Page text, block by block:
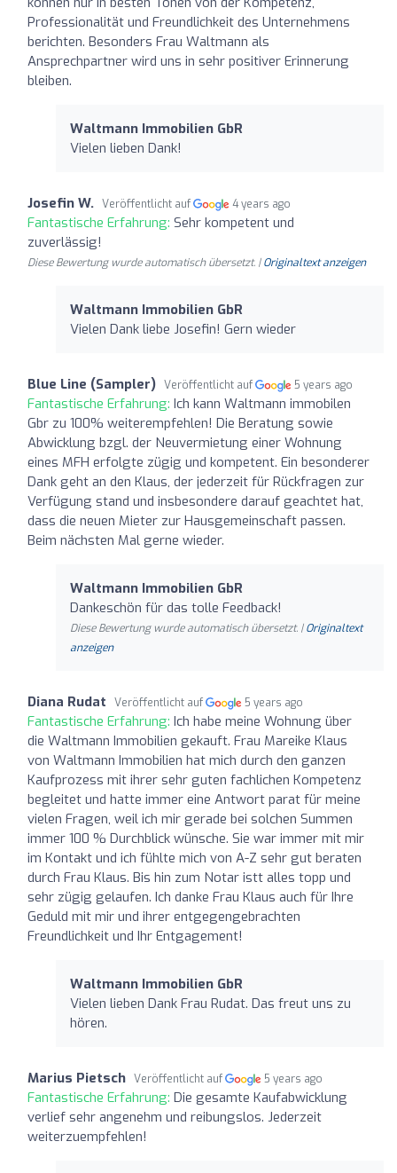
Professionalität und Freundlichkeit des Unternehmens
berichten. Besonders Frau Waltmann als
Ansprechpartner wird uns in sehr positiver Erinnerung
bleiben.
Waltmann Immobilien GbR
Vielen lieben Dank!
Josefin W. Veröffentlicht auf 4 years ago
Fantastische Erfahrung: Sehr kompetent und
zuverlässig!
Diese Bewertung wurde automatisch übersetzt. |Originaltext anzeigen
Waltmann Immobilien GbR
Vielen Dank liebe Josefin! Gern wieder
Blue Line (Sampler) Veröffentlicht auf 5 years ago
Fantastische Erfahrung: Ich kann Waltmann immobilen
Gbr zu 100% weiterempfehlen! Die Beratung sowie
Abwicklung bzgl. der Neuvermietung einer Wohnung
eines MFH erfolgte zügig und kompetent. Ein besonderer
Dank geht an den Klaus, der jederzeit für Rückfragen zur
Verfügung stand und insbesondere darauf geachtet hat,
dass die neuen Mieter zur Hausgemeinschaft passen.
Beim nächsten Mal gerne wieder.
Waltmann Immobilien GbR
Dankeschön für das tolle Feedback!
Diese Bewertung wurde automatisch übersetzt. |Originaltext
anzeigen
Diana Rudat Veröffentlicht auf 5 years ago
Fantastische Erfahrung: Ich habe meine Wohnung über
die Waltmann Immobilien gekauft. Frau Mareike Klaus
von Waltmann Immobilien hat mich durch den ganzen
Kaufprozess mit ihrer sehr guten fachlichen Kompetenz
begleitet und hatte immer eine Antwort parat für meine
vielen Fragen, weil ich mir gerade bei solchen Summen
immer 100 % Durchblick wünsche. Sie war immer mit mir
im Kontakt und ich fühlte mich von A-Z sehr gut beraten
durch Frau Klaus. Bis hin zum Notar istt alles topp und
sehr zügig gelaufen. Ich danke Frau Klaus auch für Ihre
Geduld mit mir und ihrer entgegengebrachten
Freundlichkeit und Ihr Entgagement!
Waltmann Immobilien GbR
Vielen lieben Dank Frau Rudat. Das freut uns zu
hören.
Marius Pietsch Veröffentlicht auf 5 years ago
Fantastische Erfahrung: Die gesamte Kaufabwicklung
verlief sehr angenehm und reibungslos. Jederzeit
weiterzuempfehlen!